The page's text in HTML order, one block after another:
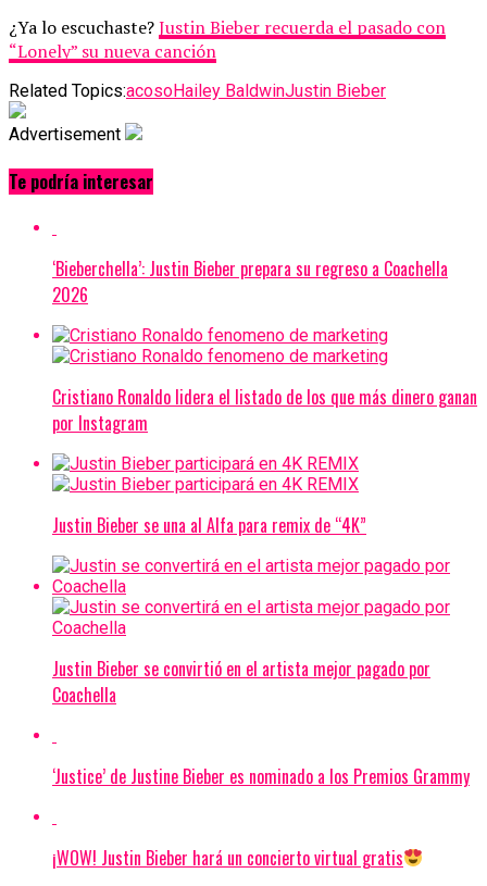
¿Ya lo escuchaste?Justin Bieber recuerda el pasado con
“Lonely” su nueva canción
Related Topics:acosoHailey BaldwinJustin Bieber
Advertisement
Te podría interesar
‘Bieberchella’: Justin Bieber prepara su regreso a Coachella
2026
Cristiano Ronaldo lidera el listado de los que más dinero ganan
por Instagram
Justin Bieber se una al Alfa para remix de “4K”
Justin Bieber se convirtió en el artista mejor pagado por
Coachella
‘Justice’ de Justine Bieber es nominado a los Premios Grammy
¡WOW! Justin Bieber hará un concierto virtual gratis